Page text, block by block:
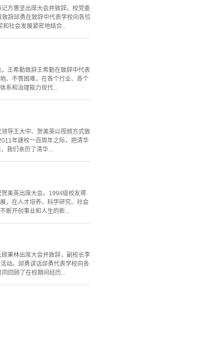
方惠坚出席大会并致辞。校党委
辞邱勇在致辞中代表学校向各位
社会发展紧密地结合...
王希勤致辞王希勤在致辞中代表
、不畏困难，在各个行业、各个
系和治理能力现代...
导王大中、贺美英以视频方式致
年建校一百周年之际，把清华
我们亲历了清华...
美英出席大会。1994级校友蒋
，在人才培养、科学研究、社会
断开创事业和人生的新...
秉林出席大会并致辞，副校长李
动。邱勇讲话邱勇代表学校向各
回顾了在校期间经历...